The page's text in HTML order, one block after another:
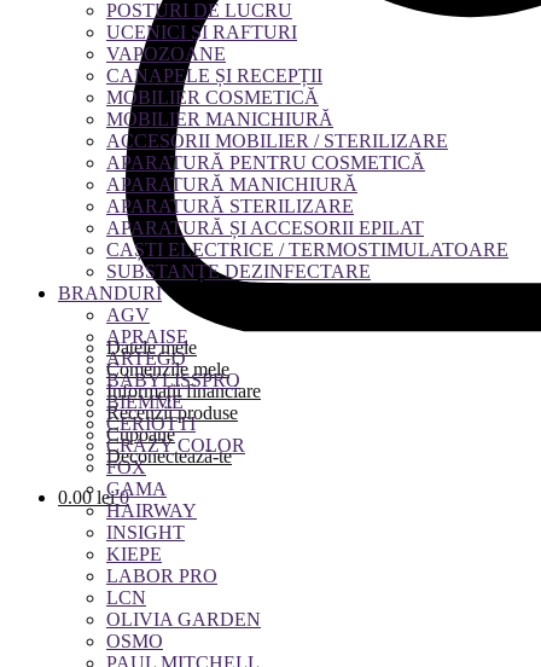
Datele mele
Comenzile mele
Informații financiare
Recenzii produse
Cupoane
Deconectează-te
0.00lei 0
POSTURI DE LUCRU
UCENICI ȘI RAFTURI
VAPOZOANE
CANAPELE ȘI RECEPȚII
MOBILIER COSMETICĂ
MOBILIER MANICHIURĂ
ACCESORII MOBILIER / STERILIZARE
APARATURĂ PENTRU COSMETICĂ
APARATURĂ MANICHIURĂ
APARATURĂ STERILIZARE
APARATURĂ ȘI ACCESORII EPILAT
CAȘTI ELECTRICE / TERMOSTIMULATOARE
SUBSTANȚE DEZINFECTARE
BRANDURI
AGV
APRAISE
ARTEGO
BABYLISSPRO
BIEMME
CERIOTTI
CRAZY COLOR
FOX
GAMA
HAIRWAY
INSIGHT
KIEPE
LABOR PRO
LCN
OLIVIA GARDEN
OSMO
PAUL MITCHELL